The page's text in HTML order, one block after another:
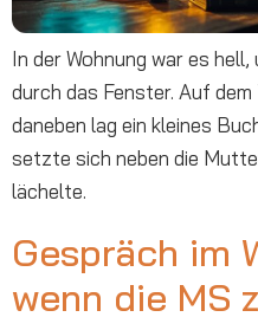
In der Wohnung war es
durch das Fenster. Auf
daneben lag ein kleines
setzte sich neben die
lächelte.
Gespräch im
wenn die MS